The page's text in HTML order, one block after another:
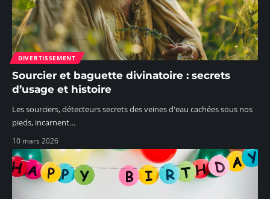
DIVERTISSEMENT
Sourcier et baguette divinatoire : secrets
d’usage et histoire
Les sourciers, détecteurs secrets des veines d'eau cachées sous nos
pieds, incarnent…
10 mars 2026